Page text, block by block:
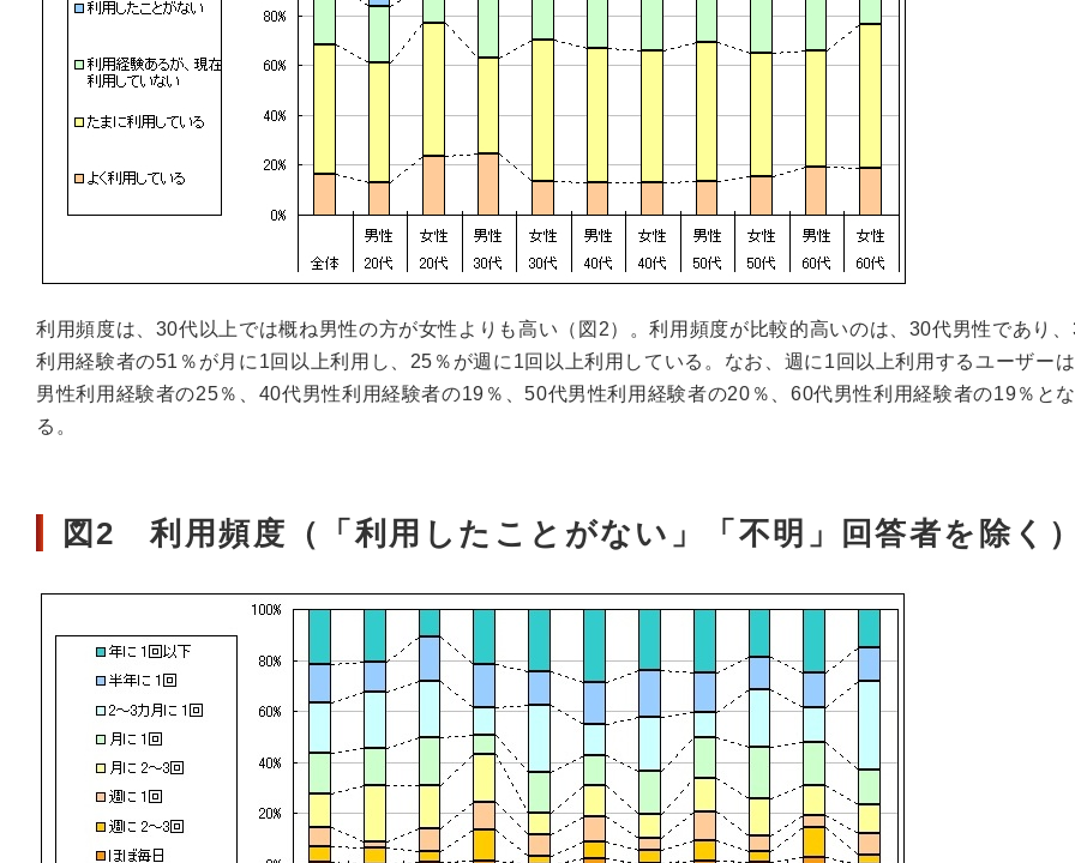
利用頻度は、30代以上では概ね男性の方が女性よりも高い（図2）。利用頻度が比較的高いのは、30代男性であり
利用経験者の51％が月に1回以上利用し、25％が週に1回以上利用している。なお、週に1回以上利用するユーザー
男性利用経験者の25％、40代男性利用経験者の19％、50代男性利用経験者の20％、60代男性利用経験者の19％と
る。
図2 利用頻度（「利用したことがない」「不明」回答者を除く